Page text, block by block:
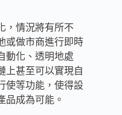
，情況將有所不
或做市商進行即時
動化、透明地處
上甚至可以實現自
使等功能，使得設
品成為可能。